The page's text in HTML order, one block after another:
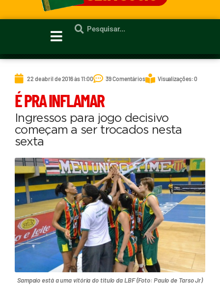
22 de abril de 2016 às 11:00 39 Comentários Visualizações: 0
É PRA INFLAMAR
Ingressos para jogo decisivo
começam a ser trocados nesta
sexta
Sampaio está a uma vitória do titulo da LBF (Foto: Paulo de Tarso Jr)